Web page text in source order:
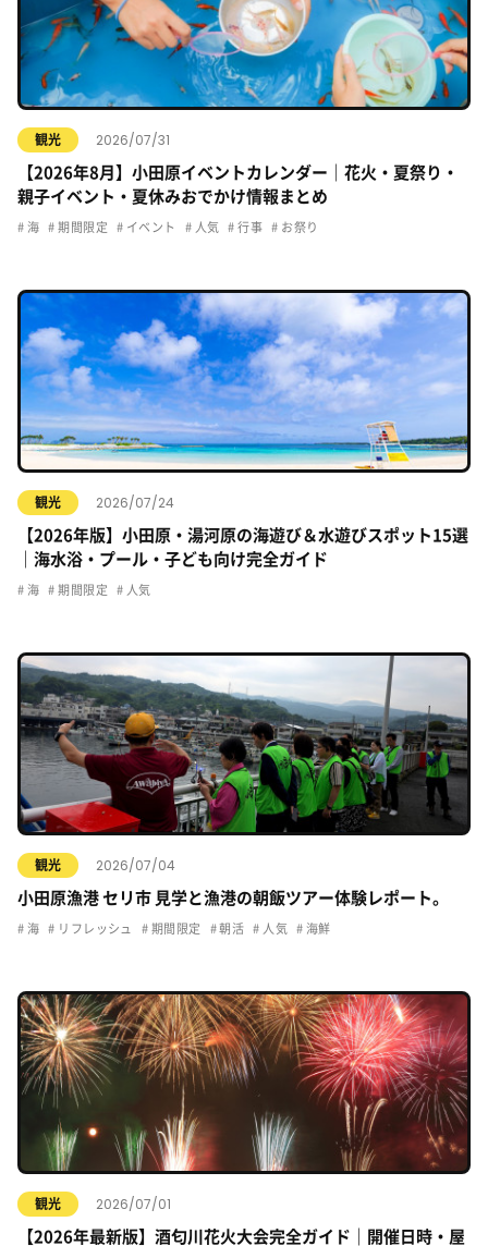
観光 2026/07/31
【2026年8月】小田原イベントカレンダー｜花火・夏祭り・
親子イベント・夏休みおでかけ情報まとめ
海 期間限定 イベント 人気 行事 お祭り
観光 2026/07/24
【2026年版】小田原・湯河原の海遊び＆水遊びスポット15選
｜海水浴・プール・子ども向け完全ガイド
海 期間限定 人気
観光 2026/07/04
小田原漁港 セリ市 見学と漁港の朝飯ツアー体験レポート。
海 リフレッシュ 期間限定 朝活 人気 海鮮
観光 2026/07/01
【2026年最新版】酒匂川花火大会完全ガイド｜開催日時・屋